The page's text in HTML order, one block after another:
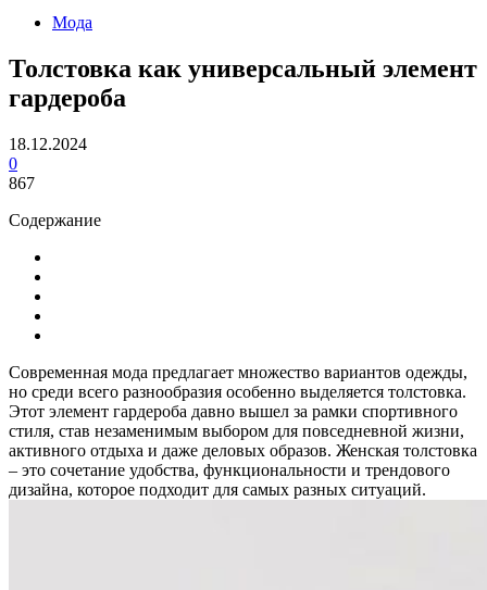
Мода
Толстовка как универсальный элемент
гардероба
18.12.2024
0
867
Содержание
Современная мода предлагает множество вариантов одежды,
но среди всего разнообразия особенно выделяется толстовка.
Этот элемент гардероба давно вышел за рамки спортивного
стиля, став незаменимым выбором для повседневной жизни,
активного отдыха и даже деловых образов. Женская толстовка
– это сочетание удобства, функциональности и трендового
дизайна, которое подходит для самых разных ситуаций.